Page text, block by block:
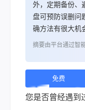
外，定期备份、
盘可预防误删问
确方法有很大机
摘要由平台通过智
免费
下
您是否曾经遇到